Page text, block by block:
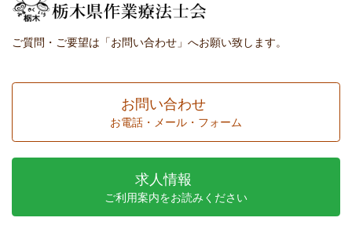
ご質問・ご要望は「お問い合わせ」へお願い致します。
お問い合わせ
お電話・メール・フォーム
求人情報
ご利用案内をお読みください